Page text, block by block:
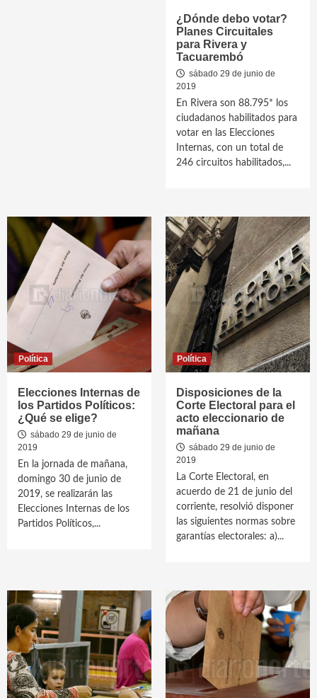
¿Dónde debo votar?
Planes Circuitales
para Rivera y
Tacuarembó
sábado 29 de junio de
2019
En Rivera son 88.795* los
ciudadanos habilitados para
votar en las Elecciones
Internas, con un total de
246 circuitos habilitados,...
Política
Elecciones Internas de
los Partidos Políticos:
¿Qué se elige?
sábado 29 de junio de
2019
En la jornada de mañana,
domingo 30 de junio de
2019, se realizarán las
Elecciones Internas de los
Partidos Políticos,...
Política
Disposiciones de la
Corte Electoral para el
acto eleccionario de
mañana
sábado 29 de junio de
2019
La Corte Electoral, en
acuerdo de 21 de junio del
corriente, resolvió disponer
las siguientes normas sobre
garantías electorales: a)...